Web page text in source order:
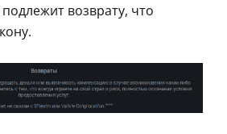
возврату, что